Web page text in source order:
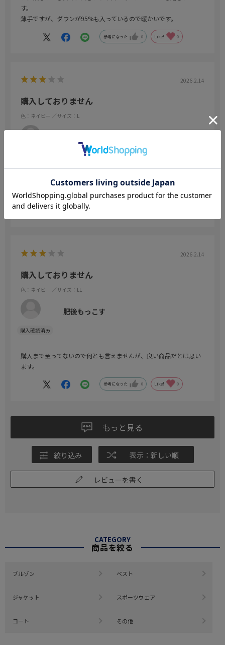
す。
薄手ですが、ダウンが95%も入っているので暖かいです。
参考になった 0 Like! 0
2026.2.14
購入しておりません
色：ネイビー ／サイズ：L
購入まで至ってないので何とも言えませんが、良い商品だとは思い
ます。
2026.2.14
購入しておりません
色：ネイビー ／サイズ：LL
肥後もっこす
購入まで至ってないので何とも言えませんが、良い商品だとは思い
ます。
参考になった 0 Like! 0
もっと見る
絞り込み 表示：新しい順
レビューを書く
CATEGORY
商品を絞る
ブルゾン ベスト
ジャケット スポーツウェア
コート その他